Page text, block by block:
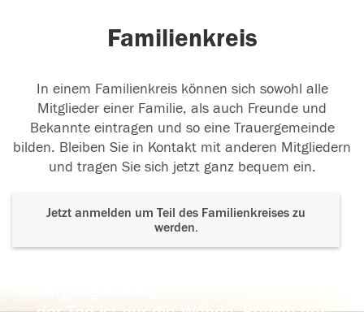
Familienkreis
In einem Familienkreis können sich sowohl alle
Mitglieder einer Familie, als auch Freunde und
Bekannte eintragen und so eine Trauergemeinde
bilden. Bleiben Sie in Kontakt mit anderen Mitgliedern
und tragen Sie sich jetzt ganz bequem ein.
Jetzt anmelden um Teil des Familienkreises zu
werden.